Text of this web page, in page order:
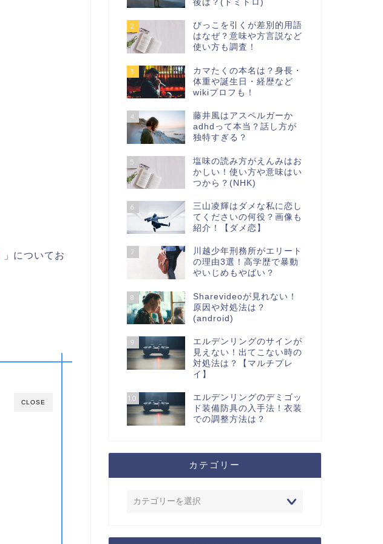
」についてお
CLOSE
後は？(ドミトロ)
2
びっこを引くが差別的用語
はなぜ？意味や方言説など
使い方も調査！
3
カマたくの本名は？身長・
体重や誕生日・経歴など
wikiプロフも！
4
藤井風はアスペルガーか
adhdって本当？話し方が
独特すぎる？
5
塩味の読み方がえんみはお
かしい！使い方や意味はい
つから？(NHK)
6
三山凌輝はダメな私に恋し
てくださいの何役？画像も
紹介！【ダメ恋】
7
川越少年刑務所がエリート
の理由3選！高学歴で暴動
やいじめもやばい？
8
Sharevideoが見れない！
原因や対処法は？
(android)
9
エルデンリングのサインが
見えない！出てこない時の
対処法は？【マルチプレ
イ】
10
エルデンリングのデミゴッ
ド装備防具の入手法！衣装
での調整方法は？
カテゴリー